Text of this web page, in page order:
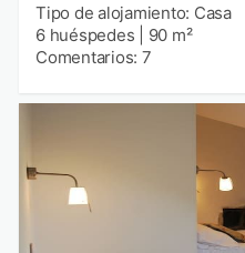
Tipo de alojamiento: Casa
6 huéspedes
90 m²
Comentarios: 7